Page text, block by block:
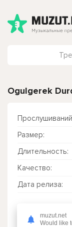
Ogulgerek
Размер:
Длительность:
Качество:
Дата релиза:
muzut.net
Would like